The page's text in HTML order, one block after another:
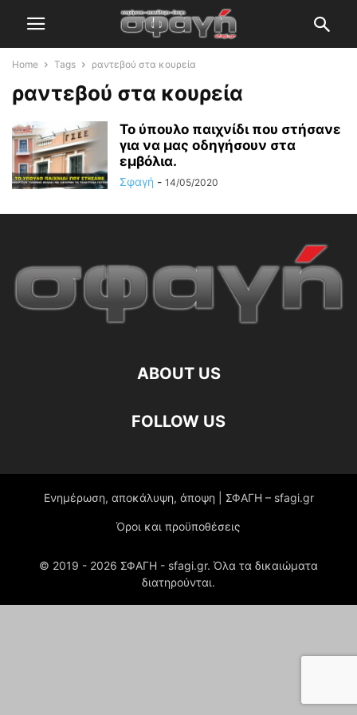
Home Tags ραντεβού στα κουρεία
ραντεβού στα κουρεία
Το ύπουλο παιχνίδι που στήσανε
για να μας οδηγήσουν στα
εμβόλια.
Σφαγή - 14/05/2020
ABOUT US
FOLLOW US
Ενημέρωση, αποκάλυψη, άποψη | ΣΦΑΓΗ – sfagi.gr
Όροι και προϋποθέσεις
© 2019 - 2026 ΣΦΑΓΗ - sfagi.gr. Όλα τα δικαιώματα
διατηρούνται.